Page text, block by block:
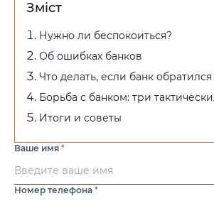
Зміст
Нужно ли беспокоиться?
Об ошибках банков
Что делать, если банк обратился
Борьба с банком: три
Итоги и советы
Ваше имя *
Номер телефона *